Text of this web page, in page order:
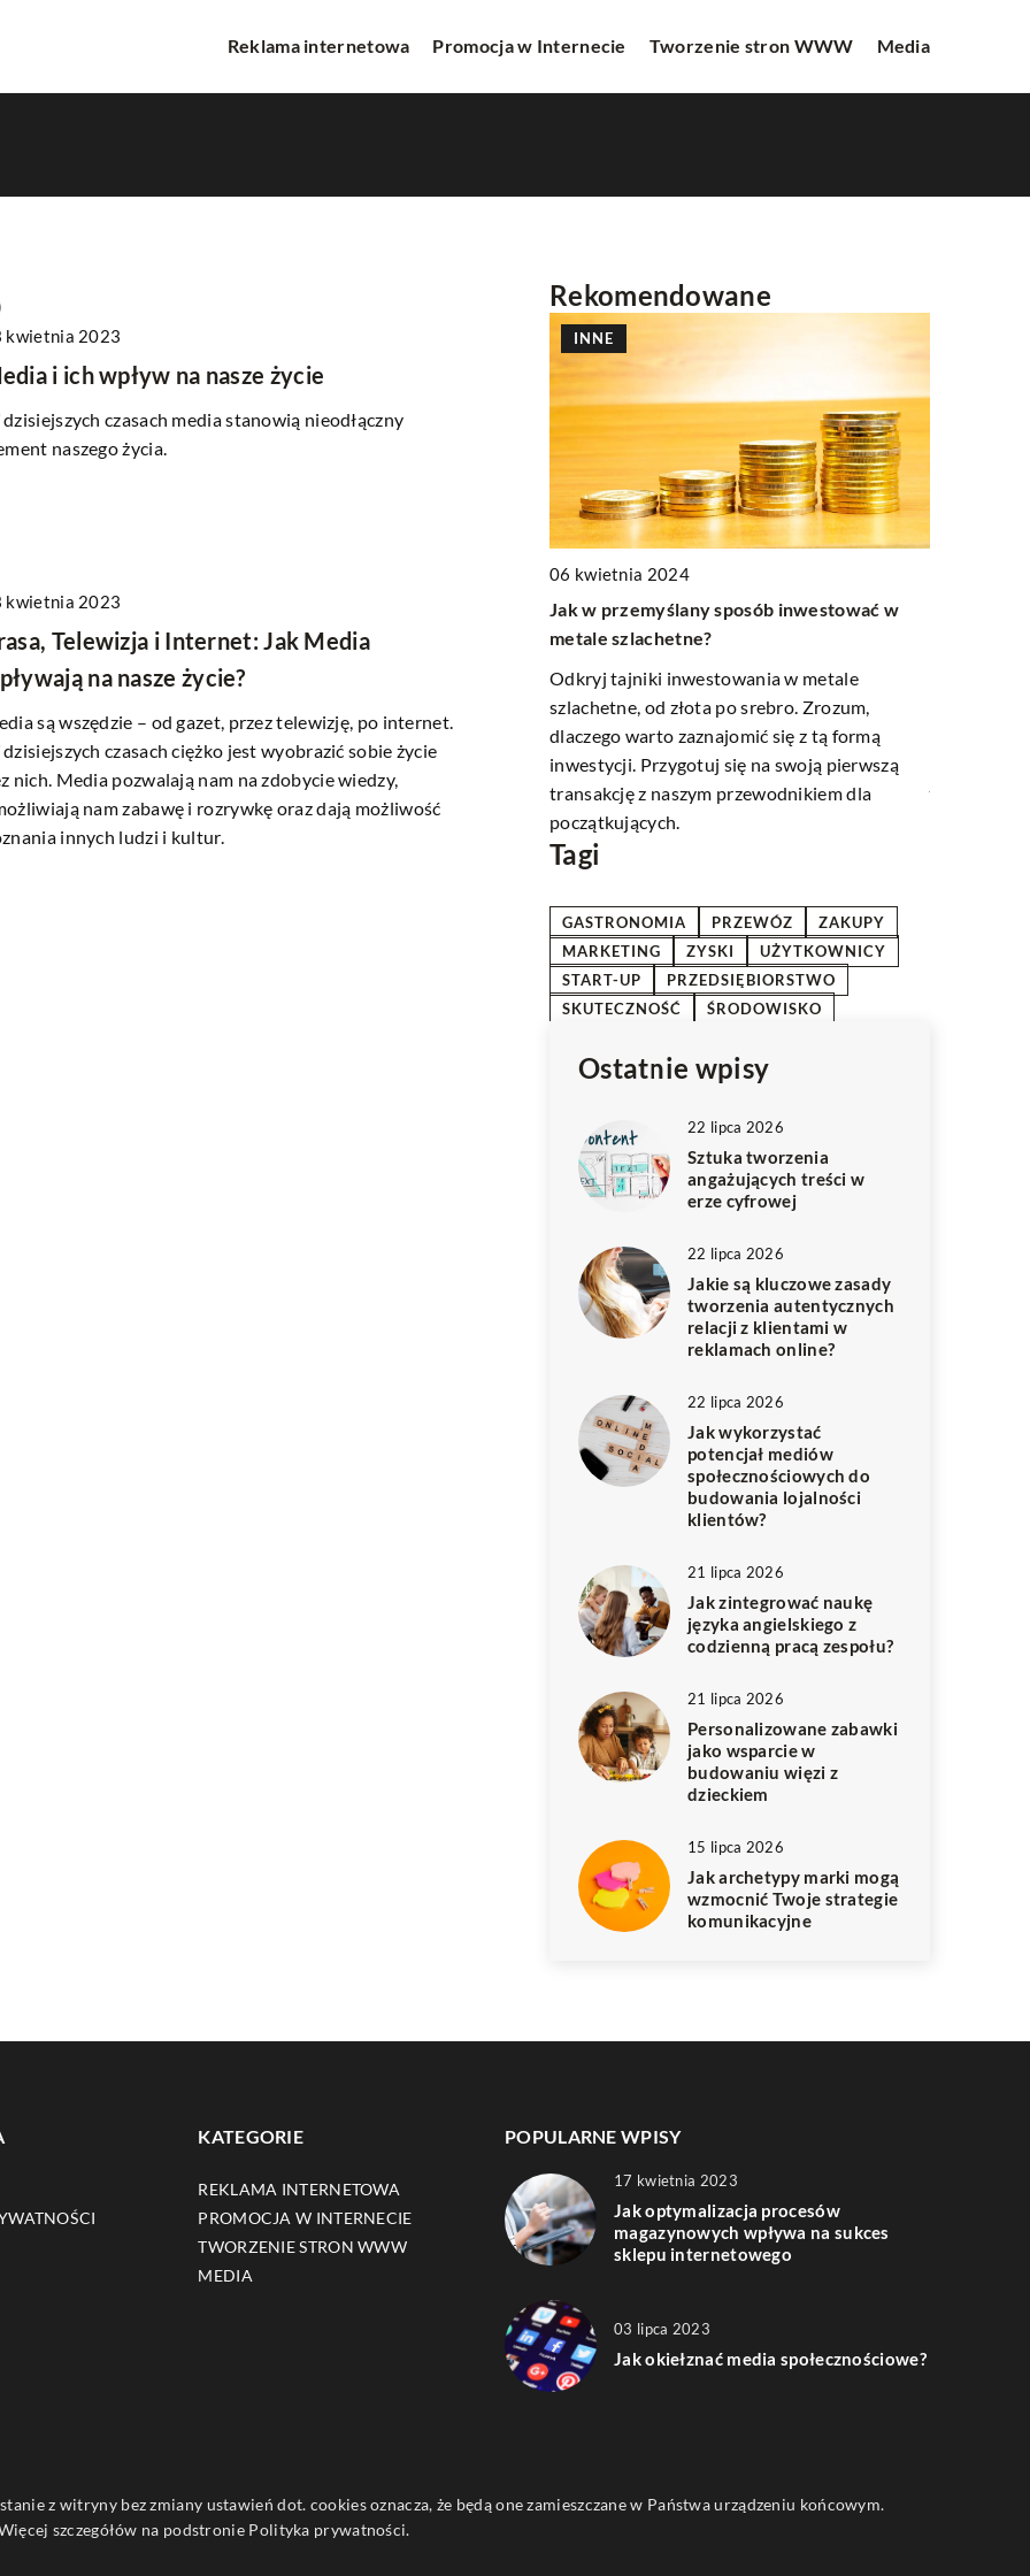
Reklama internetowa Promocja w Internecie Tworzenie stron WWW Media
kwietnia 2023
i ich wpływ na nasze życie
czasach media stanowią nieodłączny
naszego życia.
kwietnia 2023
Telewizja i Internet: Jak Media
na nasze życie?
są wszędzie – od gazet, przez telewizję, po internet.
czasach ciężko jest wyobrazić sobie życie
nich. Media pozwalają nam na zdobycie wiedzy,
nam zabawę i rozrywkę oraz dają możliwość
innych ludzi i kultur.
Rekomendowane
języka
A1?
dzięki
stanie się
tego pięknego
umiejętności.
Poznaj najnowsze technologie, które
rewolucjonizują procesy automatyzacji
transportu bliskiego w przemyśle. Dowiedz
się, jakie korzyści przynoszą innowacyjne
rozwiązania oraz jak za ich pomocą zwiększyć
efektywność przedsiębiorstw.
INNE
06 kwietnia 2024
Jak w przemyślany sposób inwestować w
metale szlachetne?
Odkryj tajniki inwestowania w metale
szlachetne, od złota po srebro. Zrozum,
dlaczego warto zaznajomić się z tą formą
inwestycji. Przygotuj się na swoją pierwszą
transakcję z naszym przewodnikiem dla
początkujących.
Tagi
GASTRONOMIA PRZEWÓZ
ZAKUPY
MARKETING
ZYSKI
UŻYTKOWNICY
START-UP
PRZEDSIĘBIORSTWO
SKUTECZNOŚĆ
ŚRODOWISKO
Ostatnie wpisy
22 lipca 2026
Sztuka tworzenia
angażujących treści w
erze cyfrowej
22 lipca 2026
Jakie są kluczowe zasady
tworzenia autentycznych
relacji z klientami w
reklamach online?
22 lipca 2026
Jak wykorzystać
potencjał mediów
społecznościowych do
budowania lojalności
klientów?
21 lipca 2026
Jak zintegrować naukę
języka angielskiego z
codzienną pracą zespołu?
21 lipca 2026
Personalizowane zabawki
jako wsparcie w
budowaniu więzi z
dzieckiem
15 lipca 2026
Jak archetypy marki mogą
wzmocnić Twoje strategie
komunikacyjne
KATEGORIE
REKLAMA INTERNETOWA
PROMOCJA W INTERNECIE
TWORZENIE STRON WWW
MEDIA
POPULARNE WPISY
17 kwietnia 2023
Jak optymalizacja procesów
magazynowych wpływa na sukces
sklepu internetowego
03 lipca 2023
Jak okiełznać media społecznościowe?
z witryny bez zmiany ustawień dot. cookies oznacza, że będą one zamieszczane w Państwa urządzeniu końcowym.
szczegółów na podstronie Polityka prywatności.